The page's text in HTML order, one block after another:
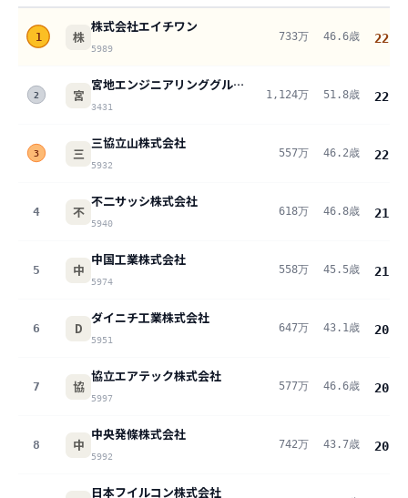
1 株
株式会社エイチワン
5989
733万 46.6歳 22.9
2 宮
宮地エンジニアリンググループ株式会社
3431
1,124万 51.8歳 22.8
3 三
三協立山株式会社
5932
557万 46.2歳 22.5
4 不
不二サッシ株式会社
5940
618万 46.8歳 21.9
5 中
中国工業株式会社
5974
558万 45.5歳 21.5
6 D
ダイニチ工業株式会社
5951
647万 43.1歳 20.8
7 協
協立エアテック株式会社
5997
577万 46.6歳 20.6
8 中
中央発條株式会社
5992
742万 43.7歳 20.4
日本フイルコン株式会社